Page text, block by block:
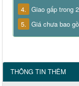
4. Giao gấp trong
5. Giá chưa bao
THÔNG TIN THÊM